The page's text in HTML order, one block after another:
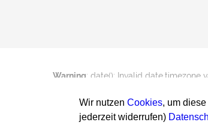
Warning: date(): Invalid date.timezone
Warning: date(): Invalid date.timezone
Wir nutzen Cookies, um
jederzeit widerrufen)